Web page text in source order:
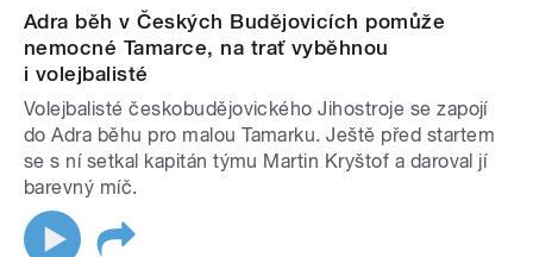
Adra běh v Českých Budějovicích pomůže
nemocné Tamarce, na trať vyběhnou
i volejbalisté
Volejbalisté českobudějovického Jihostroje se zapojí
do Adra běhu pro malou Tamarku. Ještě před startem
se s ní setkal kapitán týmu Martin Kryštof a daroval jí
barevný míč.